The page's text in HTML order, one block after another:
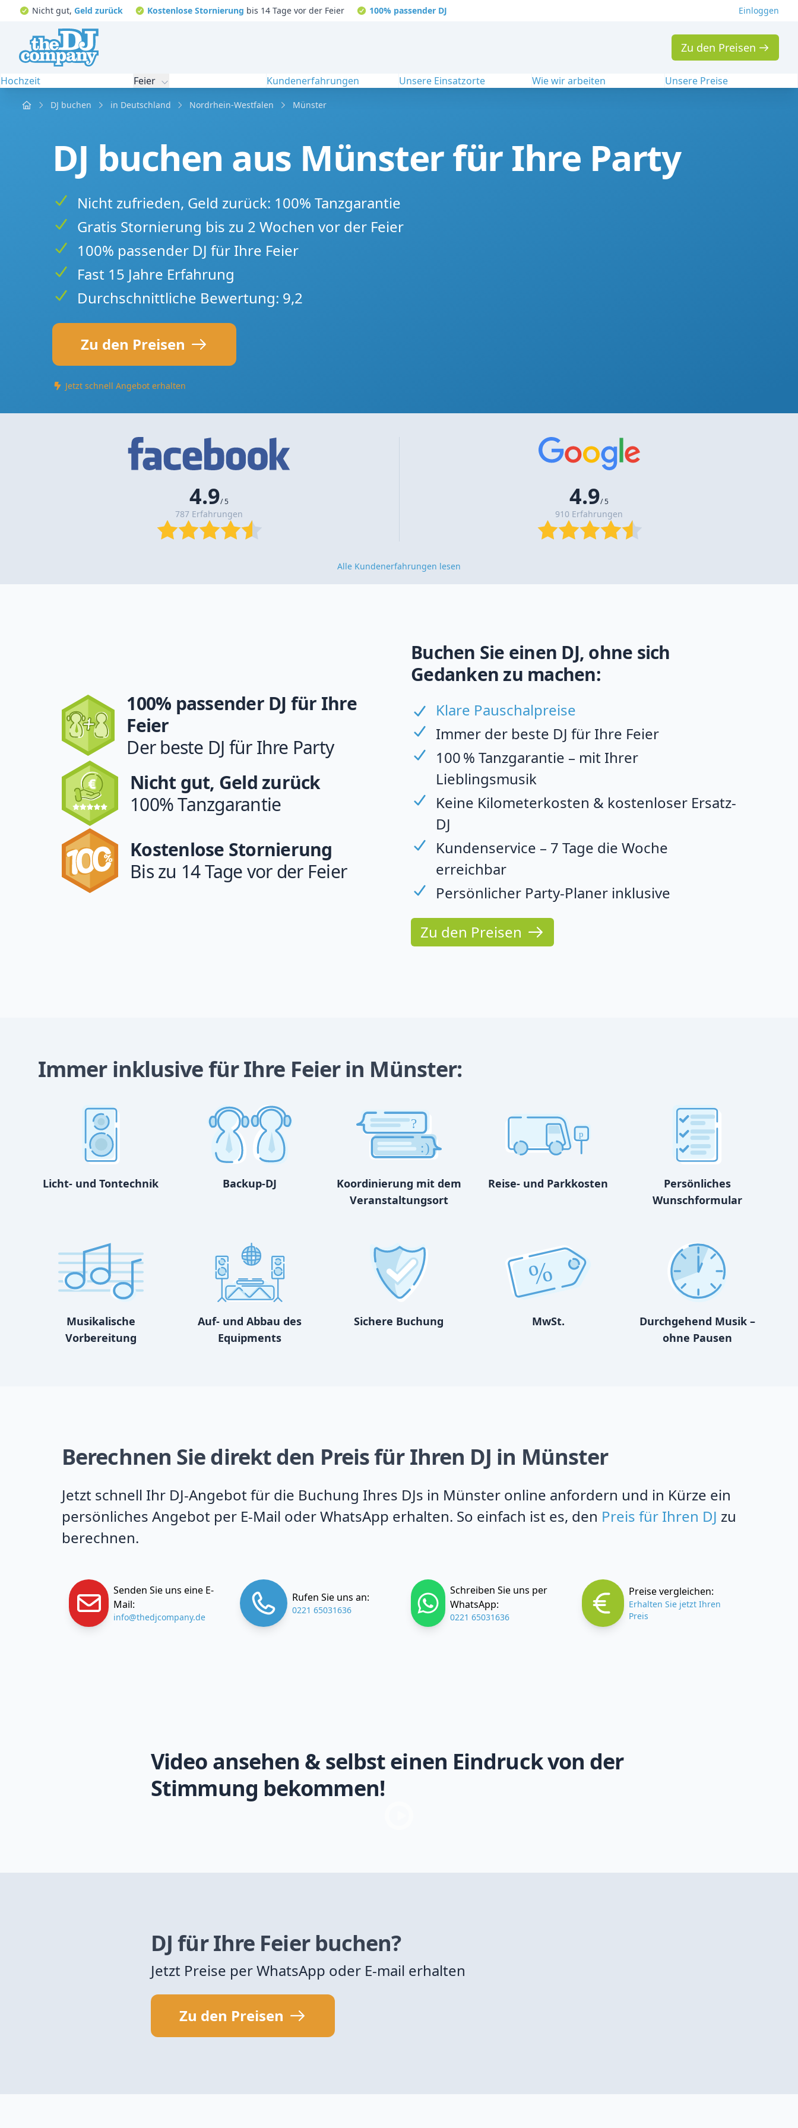
Nicht gut, Geld zurück Kostenlose Stornierung bis 14 Tage vor der Feier 100% passender DJ Einloggen
Zu den Preisen
Hochzeit Feier Kundenerfahrungen Unsere Einsatzorte Wie wir arbeiten Unsere Preise
Home DJ buchen in Deutschland Nordrhein-Westfalen Münster
DJ buchen aus Münster für Ihre Party
Nicht zufrieden, Geld zurück: 100% Tanzgarantie
Gratis Stornierung bis zu 2 Wochen vor der Feier
100% passender DJ für Ihre Feier
Fast 15 Jahre Erfahrung
Durchschnittliche Bewertung: 9,2
Zu den Preisen
Jetzt schnell Angebot erhalten
4.9/ 5
787 Erfahrungen
4.9/ 5
910 Erfahrungen
Alle Kundenerfahrungen lesen
100% passender DJ für Ihre
Feier
Der beste DJ für Ihre Party
Nicht gut, Geld zurück
100% Tanzgarantie
Kostenlose Stornierung
Bis zu 14 Tage vor der Feier
Buchen Sie einen DJ, ohne sich
Gedanken zu machen:
Klare Pauschalpreise
Immer der beste DJ für Ihre Feier
100 % Tanzgarantie – mit Ihrer
Lieblingsmusik
Keine Kilometerkosten & kostenloser Ersatz-
DJ
Kundenservice – 7 Tage die Woche
erreichbar
Persönlicher Party-Planer inklusive
Zu den Preisen
Immer inklusive für Ihre Feier in Münster:
Licht- und Tontechnik Backup-DJ
?
:)
Koordinierung mit dem
Veranstaltungsort
p
Reise- und Parkkosten
Persönliches
Wunschformular
Musikalische
Vorbereitung
Auf- und Abbau des
Equipments
Sichere Buchung
%
MwSt.
Durchgehend Musik –
ohne Pausen
Berechnen Sie direkt den Preis für Ihren DJ in Münster
Jetzt schnell Ihr DJ-Angebot für die Buchung Ihres DJs in Münster online anfordern und in Kürze ein
persönliches Angebot per E-Mail oder WhatsApp erhalten. So einfach ist es, den Preis für Ihren DJ zu
berechnen.
Senden Sie uns eine E-
Mail:
info@thedjcompany.de
Rufen Sie uns an:
0221 65031636
Schreiben Sie uns per
WhatsApp:
0221 65031636
Preise vergleichen:
Erhalten Sie jetzt Ihren
Preis
Video ansehen & selbst einen Eindruck von der
Stimmung bekommen!
DJ für Ihre Feier buchen?
Jetzt Preise per WhatsApp oder E-mail erhalten
Zu den Preisen